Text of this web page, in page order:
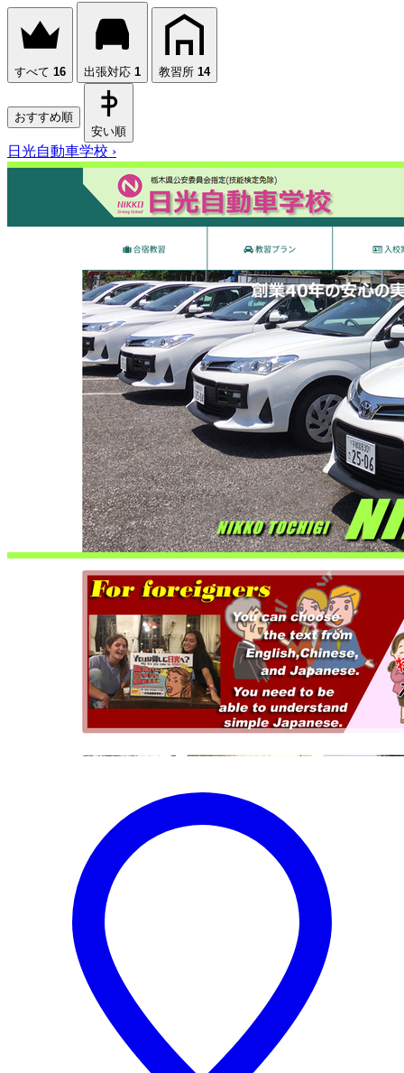
すべて 16 出張対応 1 教習所 14
おすすめ順
安い順
日光自動車学校 ›